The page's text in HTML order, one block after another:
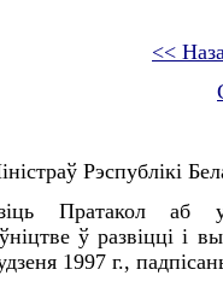
<<
Рэспублiкi
Пратакол аб
ў развiццi i
1997 г.,